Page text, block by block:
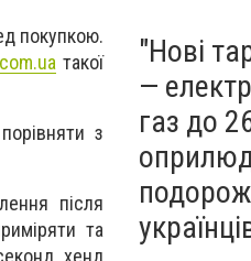
покупкою.
такої
з
після
та
хенд
"Нові
—
газ до